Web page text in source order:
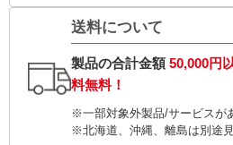
送料について
製品の合計金額50,000円
料無料！
※一部対象外製品/サービスが
※北海道、沖縄、離島は別途